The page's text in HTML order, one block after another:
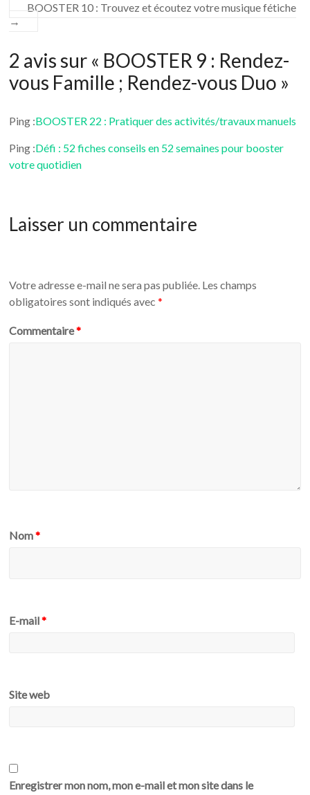
BOOSTER 10 : Trouvez et écoutez votre musique fétiche
→
2 avis sur « BOOSTER 9 : Rendez-
vous Famille ; Rendez-vous Duo »
Ping :BOOSTER 22 : Pratiquer des activités/travaux manuels
Ping :Défi : 52 fiches conseils en 52 semaines pour booster
votre quotidien
Laisser un commentaire
Votre adresse e-mail ne sera pas publiée. Les champs
obligatoires sont indiqués avec*
Commentaire*
Nom*
E-mail*
Site web
Enregistrer mon nom, mon e-mail et mon site dans le